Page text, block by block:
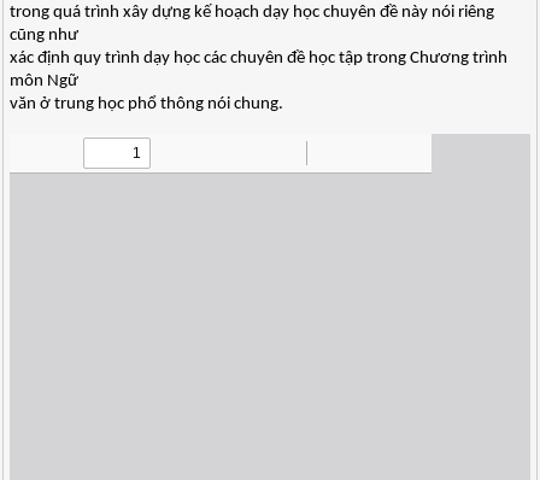
trong quá trình xây dựng kế hoạch dạy học chuyên đề này nói riêng
cũng như
xác định quy trình dạy học các chuyên đề học tập trong Chương trình
môn Ngữ
văn ở trung học phổ thông nói chung.